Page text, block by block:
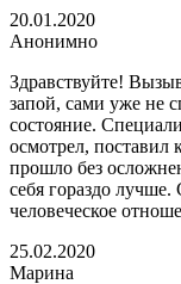
20.01.2020
Анонимно
Здравствуйте!
запой, сами уже не
состояние.
осмотрел, поставил
прошло без
себя гораздо
человеческое
25.02.2020
Марина